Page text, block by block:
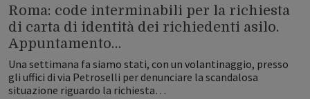
Roma: code interminabili per la richiesta
di carta di identità dei richiedenti asilo.
Appuntamento…
Una settimana fa siamo stati, con un volantinaggio, presso
gli uffici di via Petroselli per denunciare la scandalosa
situazione riguardo la richiesta…